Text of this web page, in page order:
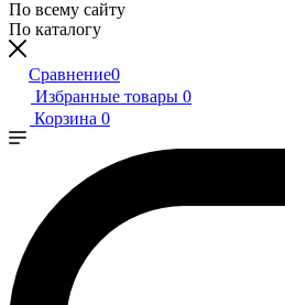
По всему сайту
По каталогу
Сравнение0
Избранные товары 0
Корзина 0